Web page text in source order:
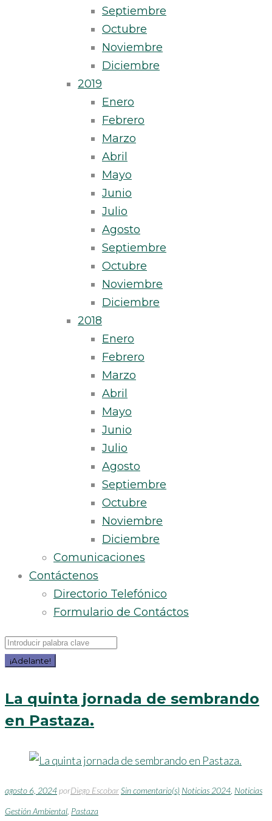
Septiembre
Octubre
Noviembre
Diciembre
2019
Enero
Febrero
Marzo
Abril
Mayo
Junio
Julio
Agosto
Septiembre
Octubre
Noviembre
Diciembre
2018
Enero
Febrero
Marzo
Abril
Mayo
Junio
Julio
Agosto
Septiembre
Octubre
Noviembre
Diciembre
Comunicaciones
Contáctenos
Directorio Telefónico
Formulario de Contáctos
Buscar
por:
¡Adelante!
Día:
6
de
agosto
La quinta jornada de sembrando
en Pastaza.
agosto 6, 2024porDiego EscobarSin comentario(s) Noticias 2024 Noticias
Gestión Ambiental Pastaza